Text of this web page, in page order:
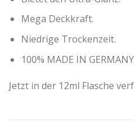
Mega Deckkraft.
Niedrige Trockenzeit.
100% MADE IN
Jetzt in der 12ml Flasche